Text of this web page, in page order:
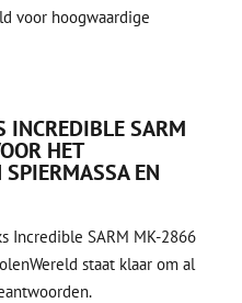
voor hoogwaardige
INCREDIBLE SARM
HET
EN
Incredible SARM MK-2866
staat klaar om al